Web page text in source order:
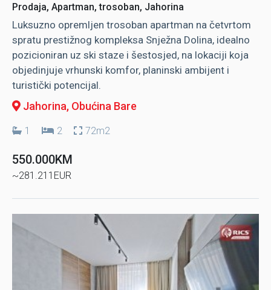
Prodaja, Apartman, trosoban, Jahorina
Luksuzno opremljen trosoban apartman na četvrtom
spratu prestižnog kompleksa Snježna Dolina, idealno
pozicioniran uz ski staze i šestosjed, na lokaciji koja
objedinjuje vrhunski komfor, planinski ambijent i
turistički potencijal.
Jahorina, Obućina Bare
1 2 72m2
550.000KM
~281.211EUR